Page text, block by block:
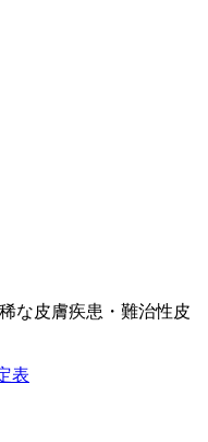
な皮膚疾患・難治性皮
表